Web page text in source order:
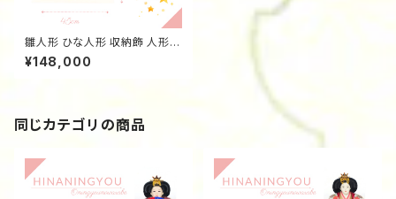
雛人形 ひな人形 収納飾 人形の
久月 親王飾り 飯塚作 白木梅水
引調 S37225w15
¥148,000
同じカテゴリの商品